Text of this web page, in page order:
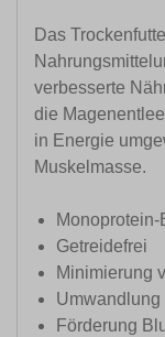
Das
verbesserte
die
in Energie
Muskelmasse.
Monoprotein-
Getreidefrei
Minimierung
Umwandlung
Förderung